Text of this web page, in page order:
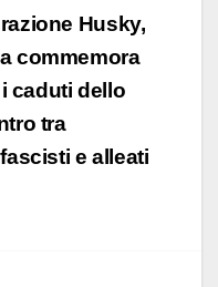
Husky,
commemora
caduti dello
tra
e alleati